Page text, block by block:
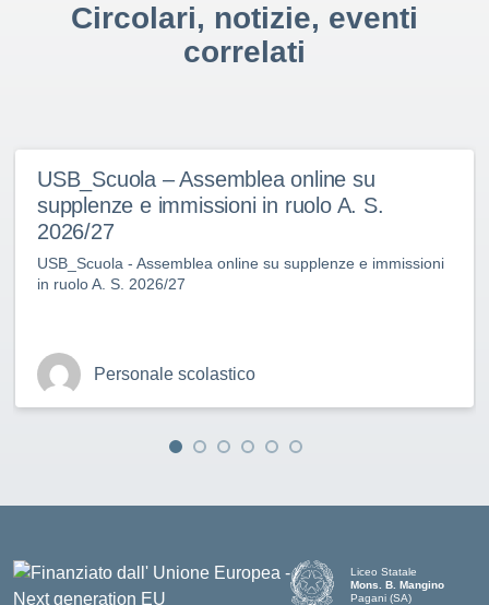
Circolari, notizie, eventi
correlati
USB_Scuola – Assemblea online su
supplenze e immissioni in ruolo A. S.
2026/27
USB_Scuola - Assemblea online su supplenze e immissioni
in ruolo A. S. 2026/27
Personale scolastico
Liceo Statale
Mons. B. Mangino
Pagani (SA)